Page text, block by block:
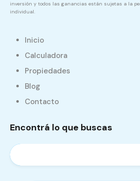
inversión y todos las ganancias están sujetas a la
individual.
Inicio
Calculadora
Propiedades
Blog
Contacto
Encontrá lo que buscas